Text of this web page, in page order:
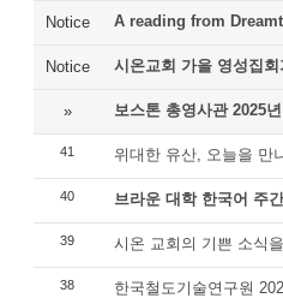
Notice A reading from
Notice 시온교회 가을 영성집
» 보스톤 총영사관 2025
41 위대한 유산, 오늘을 만
40 브라운 대학 한국어 주
39 시온 교회의 기쁜 소식
38 한국철도기술연구원